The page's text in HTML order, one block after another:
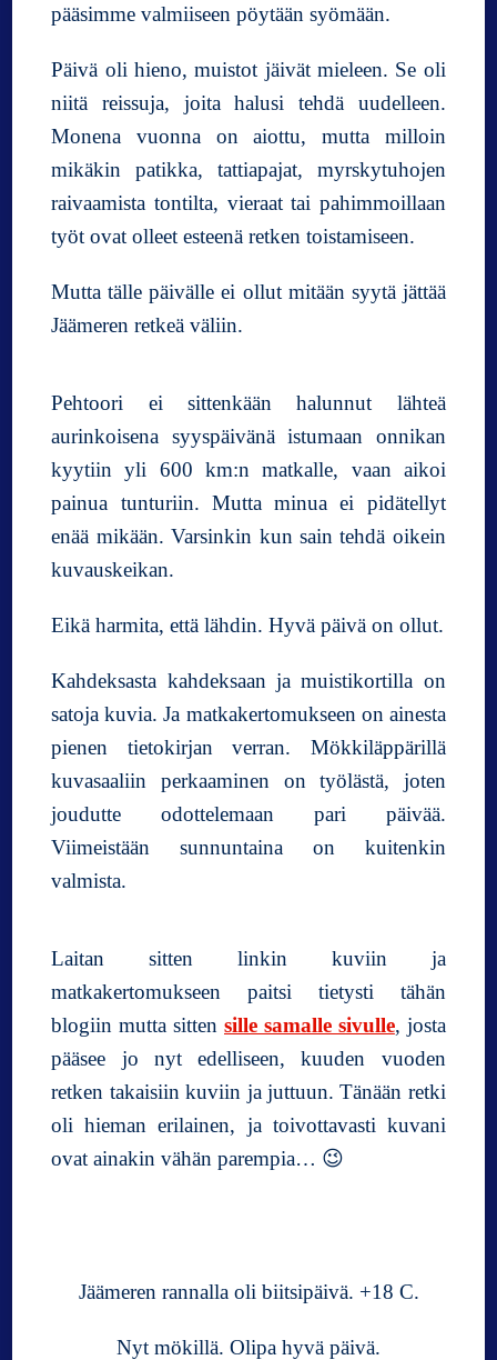
pääsimme valmiiseen pöytään syömään.
Päivä oli hieno, muistot jäivät mieleen. Se oli
niitä reissuja, joita halusi tehdä uudelleen.
Monena vuonna on aiottu, mutta milloin
mikäkin patikka, tattiapajat, myrskytuhojen
raivaamista tontilta, vieraat tai pahimmoillaan
työt ovat olleet esteenä retken toistamiseen.
Mutta tälle päivälle ei ollut mitään syytä jättää
Jäämeren retkeä väliin.
Pehtoori ei sittenkään halunnut lähteä
aurinkoisena syyspäivänä istumaan onnikan
kyytiin yli 600 km:n matkalle, vaan aikoi
painua tunturiin. Mutta minua ei pidätellyt
enää mikään. Varsinkin kun sain tehdä oikein
kuvauskeikan.
Eikä harmita, että lähdin. Hyvä päivä on ollut.
Kahdeksasta kahdeksaan ja muistikortilla on
satoja kuvia. Ja matkakertomukseen on ainesta
pienen tietokirjan verran. Mökkiläppärillä
kuvasaaliin perkaaminen on työlästä, joten
joudutte odottelemaan pari päivää.
Viimeistään sunnuntaina on kuitenkin
valmista.
Laitan sitten linkin kuviin ja
matkakertomukseen paitsi tietysti tähän
blogiin mutta sitten sille samalle sivulle, josta
pääsee jo nyt edelliseen, kuuden vuoden
retken takaisiin kuviin ja juttuun. Tänään retki
oli hieman erilainen, ja toivottavasti kuvani
ovat ainakin vähän parempia… 😉
Jäämeren rannalla oli biitsipäivä. +18 C.
Nyt mökillä. Olipa hyvä päivä.